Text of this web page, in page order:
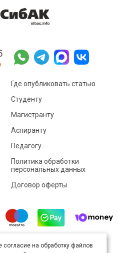
Где опубликовать статью
Студенту
Магистранту
Аспиранту
Педагогу
Политика обработки
персональных данных
Договор оферты
доступно полицензии Creative
на обработку файлов